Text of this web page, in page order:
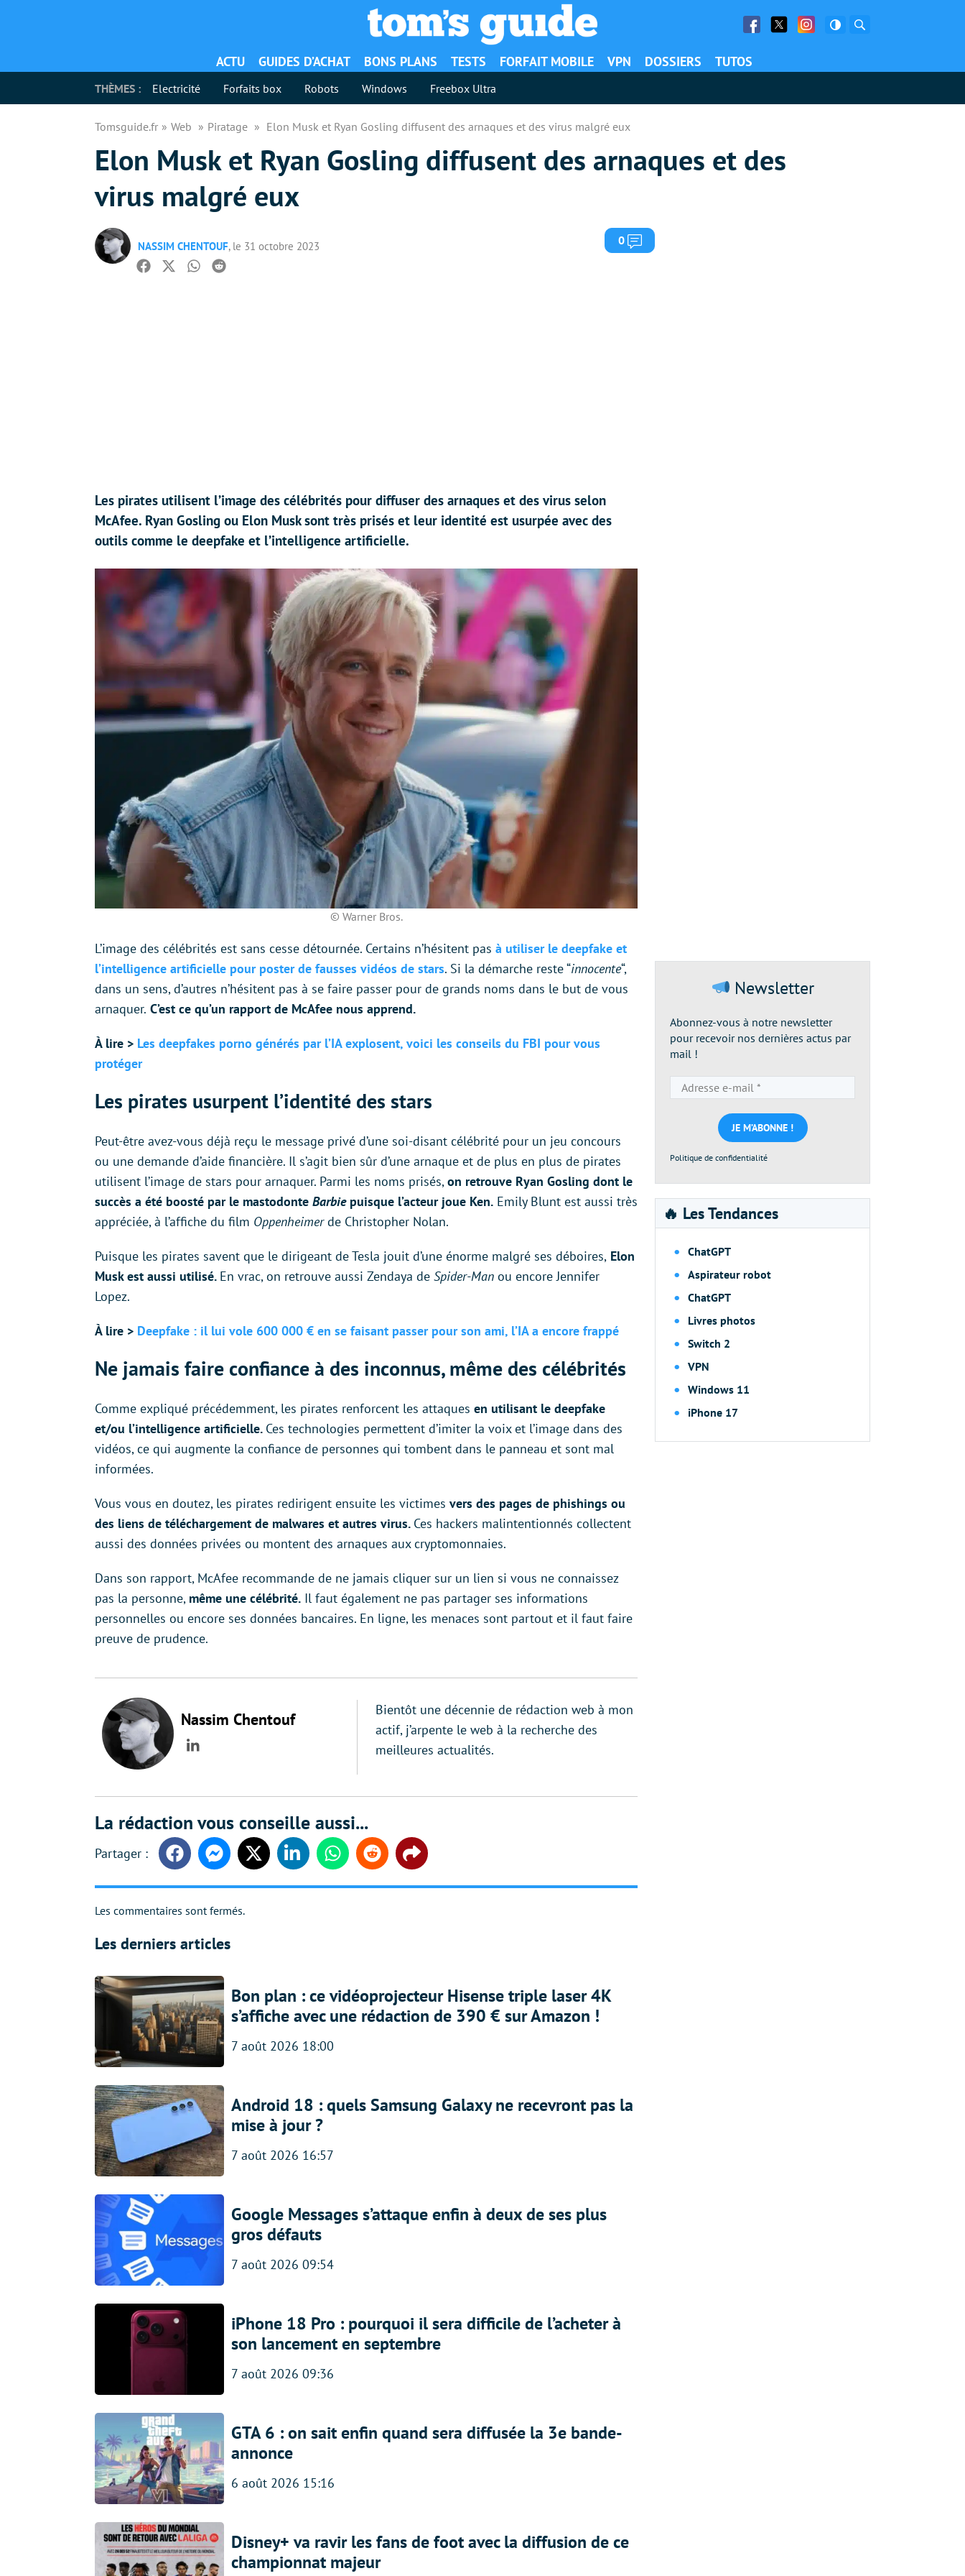
Facebook
Twitter Facebook
ACTU GUIDES D’ACHAT BONS PLANS TESTS FORFAIT MOBILE VPN DOSSIERS TUTOS
THÈMES : Electricité Forfaits box Robots Windows Freebox Ultra
Tomsguide.fr Web Piratage Elon Musk et Ryan Gosling diffusent des arnaques et des virus malgré eux
Elon Musk et Ryan Gosling diffusent des arnaques et des
virus malgré eux
NASSIM CHENTOUF, le 31 octobre 2023 0 Commentaires
Facebook
TwitterWhatsapp
Reddit
Les pirates utilisent l’image des célébrités pour diffuser des arnaques et des virus selon
McAfee. Ryan Gosling ou Elon Musk sont très prisés et leur identité est usurpée avec des
outils comme le deepfake et l’intelligence artificielle.
© Warner Bros.
L’image des célébrités est sans cesse détournée. Certains n’hésitent pas à utiliser le deepfake et
l’intelligence artificielle pour poster de fausses vidéos de stars. Si la démarche reste “innocente“,
dans un sens, d’autres n’hésitent pas à se faire passer pour de grands noms dans le but de vous
arnaquer. C’est ce qu’un rapport de McAfee nous apprend.
À lire > Les deepfakes porno générés par l’IA explosent, voici les conseils du FBI pour vous
protéger
Les pirates usurpent l’identité des stars
Peut-être avez-vous déjà reçu le message privé d’une soi-disant célébrité pour un jeu concours
ou une demande d’aide financière. Il s’agit bien sûr d’une arnaque et de plus en plus de pirates
utilisent l’image de stars pour arnaquer. Parmi les noms prisés, on retrouve Ryan Gosling dont le
succès a été boosté par le mastodonte Barbie puisque l’acteur joue Ken. Emily Blunt est aussi très
appréciée, à l’affiche du film Oppenheimerde Christopher Nolan.
Puisque les pirates savent que le dirigeant de Tesla jouit d’une énorme malgré ses déboires, Elon
Musk est aussi utilisé. En vrac, on retrouve aussi Zendaya de Spider-Man ou encore Jennifer
Lopez.
À lire > Deepfake : il lui vole 600 000 € en se faisant passer pour son ami, l’IA a encore frappé
Ne jamais faire confiance à des inconnus, même des célébrités
Comme expliqué précédemment, les pirates renforcent les attaques en utilisant le deepfake
et/ou l’intelligence artificielle. Ces technologies permettent d’imiter la voix et l’image dans des
vidéos, ce qui augmente la confiance de personnes qui tombent dans le panneau et sont mal
informées.
Vous vous en doutez, les pirates redirigent ensuite les victimes vers des pages de phishings ou
des liens de téléchargement de malwares et autres virus. Ces hackers malintentionnés collectent
aussi des données privées ou montent des arnaques aux cryptomonnaies.
Dans son rapport, McAfee recommande de ne jamais cliquer sur un lien si vous ne connaissez
pas la personne, même une célébrité. Il faut également ne pas partager ses informations
personnelles ou encore ses données bancaires. En ligne, les menaces sont partout et il faut faire
preuve de prudence.
Nassim Chentouf
LinkedIn
Bientôt une décennie de rédaction web à mon
actif, j’arpente le web à la recherche des
meilleures actualités.
La rédaction vous conseille aussi...
FacebookMessengerTwitter LinkedinWhatsappReddit Share
Les commentaires sont fermés.
Les derniers articles
Bon plan : ce vidéoprojecteur Hisense triple laser 4K
s’affiche avec une rédaction de 390 € sur Amazon !
7 août 2026 18:00
Android 18 : quels Samsung Galaxy ne recevront pas la
mise à jour ?
7 août 2026 16:57
Google Messages s’attaque enfin à deux de ses plus
gros défauts
7 août 2026 09:54
iPhone 18 Pro : pourquoi il sera difficile de l’acheter à
son lancement en septembre
7 août 2026 09:36
GTA 6 : on sait enfin quand sera diffusée la 3e bande-
annonce
6 août 2026 15:16
Disney+ va ravir les fans de foot avec la diffusion de ce
championnat majeur
Newsletter
Abonnez-vous à notre newsletter
pour recevoir nos dernières actus par
mail !
e-
mail
*
Politique de confidentialité
🔥 Les Tendances
ChatGPT
Aspirateur robot
ChatGPT
Livres photos
Switch 2
VPN
Windows 11
iPhone 17